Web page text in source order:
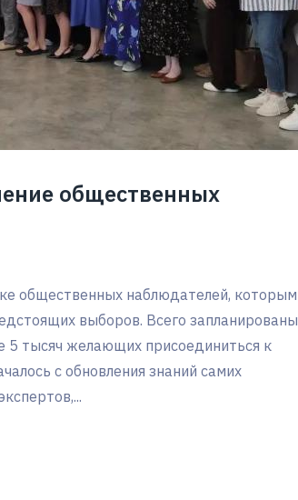
общественных
общественных наблюдателей, которым
выборов. Всего запланированы
5 тысяч желающих присоединиться к
с обновления знаний самих